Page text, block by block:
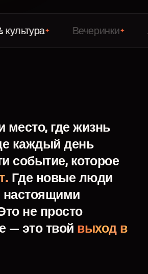
✦ Вечеринки✦ Лекции
место, где жизнь
каждый день
событие, которое
Где новые люди
настоящими
не просто
— это твой выход в